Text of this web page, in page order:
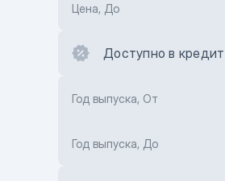
Цена, До
Доступно в кредит
Год выпуска, От
Год выпуска, До